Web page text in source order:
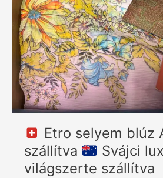
Etro selyem blúz
szállítva
Svájci
világszerte szállítva
szállítva
Svájci
luxus
divat
világszerte
szállítva